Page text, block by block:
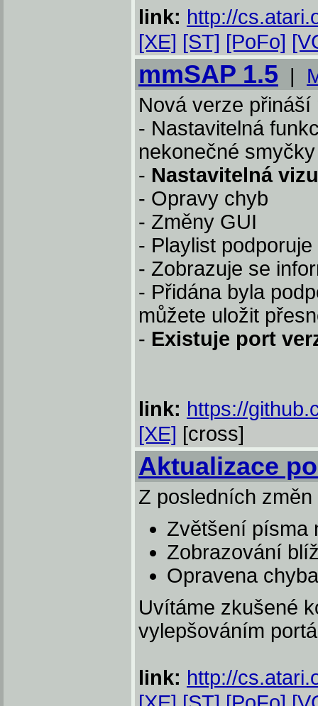
link: http://
[XE] [ST] [PoFo]
mmSAP 1.5 |
Nová verze
- Nastavitelná
nekonečné
- Nastavitelná
- Opravy chyb
- Změny GUI
- Playlist podporuje
- Zobrazuje se
- Přidána byla
můžete uložit
- Existuje port
link: https://
[XE] [cross]
Aktualizace
Z posledních
Zvětšení písma
Zobrazování
Opravena
Uvítáme zkušené
vylepšováním
link: http://